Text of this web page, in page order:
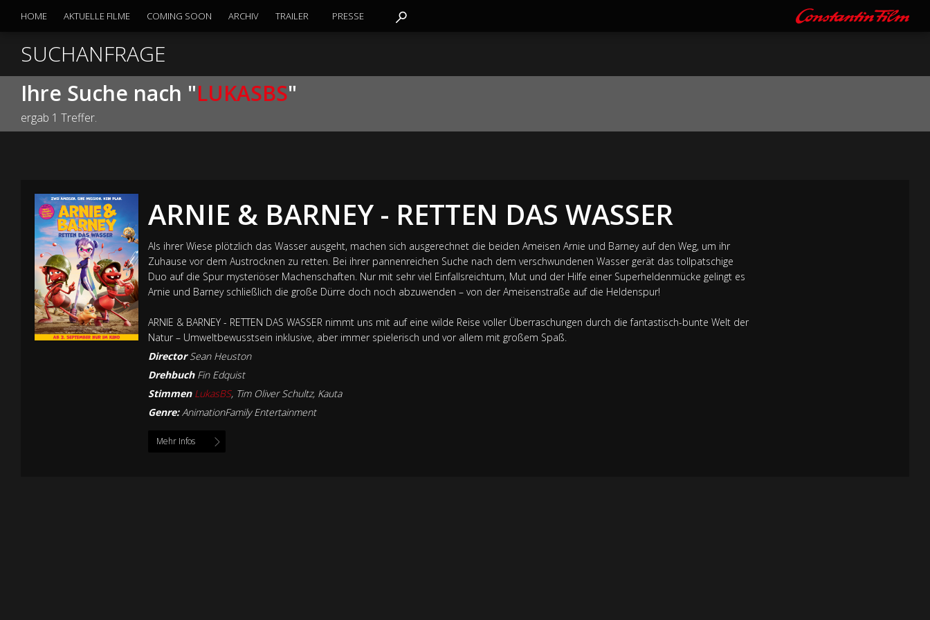
SUCHANFRAGE
Ihre Suche nach "LUKASBS"
ergab 1 Treffer.
ARNIE & BARNEY - RETTEN DAS WASSER
Als ihrer Wiese plötzlich das Wasser ausgeht, machen sich ausgerechnet die beiden Ameisen Arnie und Barney auf den Weg, um ihr
Zuhause vor dem Austrocknen zu retten. Bei ihrer pannenreichen Suche nach dem verschwundenen Wasser gerät das tollpatschige
Duo auf die Spur mysteriöser Machenschaften. Nur mit sehr viel Einfallsreichtum, Mut und der Hilfe einer Superheldenmücke gelingt es
Arnie und Barney schließlich die große Dürre doch noch abzuwenden – von der Ameisenstraße auf die Heldenspur!
ARNIE & BARNEY - RETTEN DAS WASSER nimmt uns mit auf eine wilde Reise voller Überraschungen durch die fantastisch-bunte Welt der
Natur – Umweltbewusstsein inklusive, aber immer spielerisch und vor allem mit großem Spaß.
Director Sean Heuston
Drehbuch Fin Edquist
Stimmen LukasBS, Tim Oliver Schultz, Kauta
Genre:AnimationFamily Entertainment
Mehr Infos
HOME AKTUELLE FILME COMING SOON ARCHIV TRAILER PRESSE